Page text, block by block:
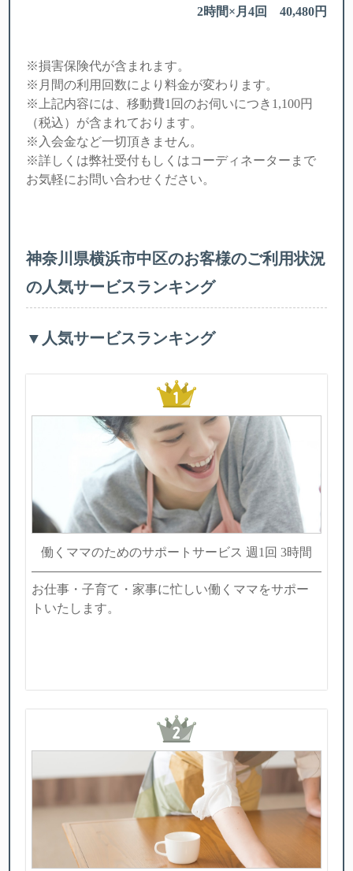
2時間×月4回 40,480円
※損害保険代が含まれます。
※月間の利用回数により料金が変わります。
※上記内容には、移動費1回のお伺いにつき1,100円
（税込）が含まれております。
※入会金など一切頂きません。
※詳しくは弊社受付もしくはコーディネーターまで
お気軽にお問い合わせください。
神奈川県横浜市中区のお客様のご利用状況
の人気サービスランキング
▼人気サービスランキング
働くママのためのサポートサービス 週1回 3時間
お仕事・子育て・家事に忙しい働くママをサポー
トいたします。